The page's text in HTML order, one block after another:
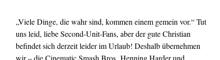
„Viele Dinge, die wahr sind, kommen einem gemein vor.“ Tut
uns leid, liebe Second-Unit-Fans, aber der gute Christian
befindet sich derzeit leider im Urlaub! Deshalb übernehmen
wir – dieCinematic Smash Bros. Henning Harderund